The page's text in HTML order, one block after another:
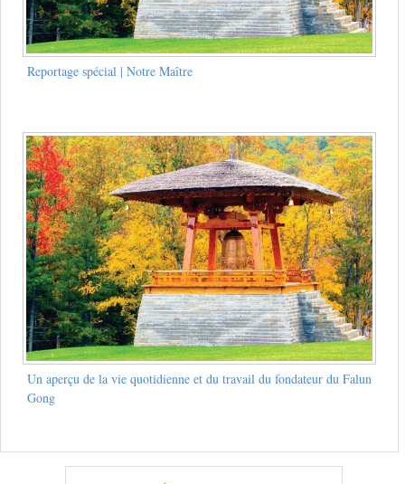
Reportage spécial | Notre Maître
Un aperçu de la vie quotidienne et du travail du fondateur du Falun
Gong